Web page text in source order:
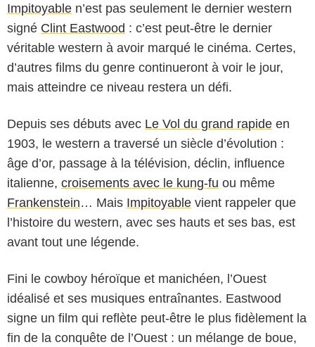
Impitoyable n’est pas seulement le dernier western
signé Clint Eastwood : c’est peut-être le dernier
véritable western à avoir marqué le cinéma. Certes,
d’autres films du genre continueront à voir le jour,
mais atteindre ce niveau restera un défi.
Depuis ses débuts avec Le Vol du grand rapide en
1903, le western a traversé un siècle d’évolution :
âge d’or, passage à la télévision, déclin, influence
italienne, croisements avec le kung-fu ou même
Frankenstein… Mais Impitoyable vient rappeler que
l’histoire du western, avec ses hauts et ses bas, est
avant tout une légende.
Fini le cowboy héroïque et manichéen, l’Ouest
idéalisé et ses musiques entraînantes. Eastwood
signe un film qui reflète peut-être le plus fidèlement la
fin de la conquête de l’Ouest : un mélange de boue,